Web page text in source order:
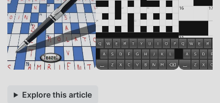
Explore this article